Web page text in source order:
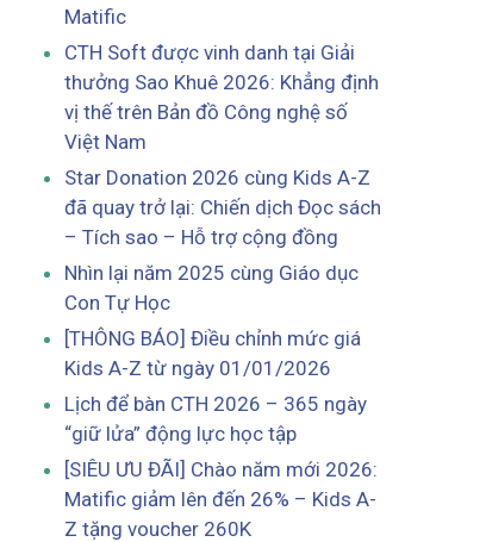
Matific
CTH Soft được vinh danh tại Giải
thưởng Sao Khuê 2026: Khẳng định
vị thế trên Bản đồ Công nghệ số
Việt Nam
Star Donation 2026 cùng Kids A-Z
đã quay trở lại: Chiến dịch Đọc sách
– Tích sao – Hỗ trợ cộng đồng
Nhìn lại năm 2025 cùng Giáo dục
Con Tự Học
[THÔNG BÁO] Điều chỉnh mức giá
Kids A-Z từ ngày 01/01/2026
Lịch để bàn CTH 2026 – 365 ngày
“giữ lửa” động lực học tập
[SIÊU ƯU ĐÃI] Chào năm mới 2026:
Matific giảm lên đến 26% – Kids A-
Z tặng voucher 260K